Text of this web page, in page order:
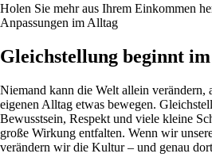
Holen Sie mehr aus Ihrem Einkommen
Anpassungen im Alltag
Gleichstellung beginnt
Niemand kann die Welt allein verändern,
eigenen Alltag etwas bewegen.
Bewusstsein, Respekt und viele kleine
große Wirkung entfalten. Wenn wir
verändern wir die Kultur – und genau